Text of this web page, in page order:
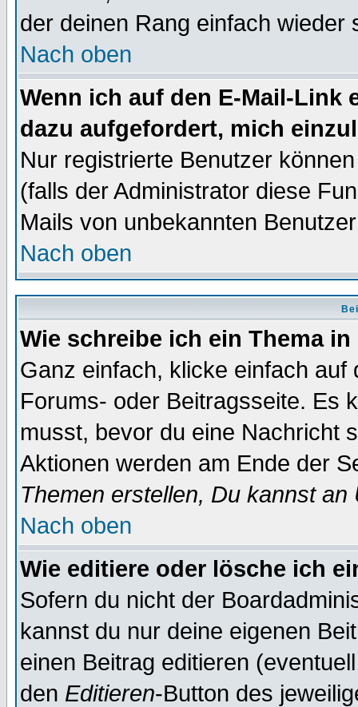
der deinen Rang einfach wieder
Nach oben
Wenn ich auf den E-Mail-Link
dazu aufgefordert, mich
Nur registrierte Benutzer
(falls der Administrator diese
Mails von unbekannten
Nach oben
Wie schreibe ich ein Thema
Ganz einfach, klicke einfach
Forums- oder Beitragsseite. Es
musst, bevor du eine Nachricht
Aktionen werden am Ende der
Themen erstellen, Du kannst
Nach oben
Wie editiere oder lösche ich
Sofern du nicht der
kannst du nur deine eigenen
einen Beitrag editieren
den Editieren-Button des